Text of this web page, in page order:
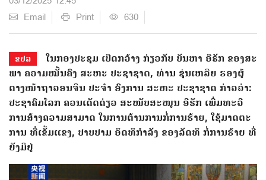
Email
Print 630
ຂປລ
ໃນ​ກອງ​ປະ​ຊຸມ ​ເປີດ​ກວ້າງ ກ່ຽວ​ກັບ​ ບັນ​ຫາ​ ອີ​ຣັກ​ ຂອງ​ສະ​
ພາ​ ຄວາມ​ໝັ້ນ​ຄົງ​ ສະ​ຫະ​ ປະ​ຊາ​ຊາດ, ທ່ານ​ ຊຸ່ນ​ເຫລີຍ ຮອງ​ຜູ້​
ຕາງ​ໜ້າ​ຖາ​ວອນ​ຈີນ ​ປະ​ຈຳ ​ອົງ​ການ ສະ​ຫະ ​ປະ​ຊາ​ຊາດ ກ່າວ​ວ່າ:
ປະ​ຊາ​ຄົມ​ໂລກ ​ຄວນ​ເດັດ​ດ່ຽວ ​ສະ​ໜັບ​ສະ​ໜູນ​ ອີ​ຣັກ ​ເພີ່ມ​ທະ​ວີ​
ການ​ສ້າງ​ຄວາມ​ສາ​ມາດ ​ໃນການ​ຕ້ານ​ການ​ກໍ່​ການ​ຮ້າຍ, ໃຊ້​ມາດ​ຕະ​
ການ ​ທີ່​ເຂັ້ມ​ແຂງ, ປາບ​ປາມ​ ອິດ​ທິ​ກຳ​ລັງ​ ຂອງລັດ​ທິ ​ກໍ່​ການ​ຮ້າຍ ​ທີ່​
ຍັງ​ມີ​ຢູ່